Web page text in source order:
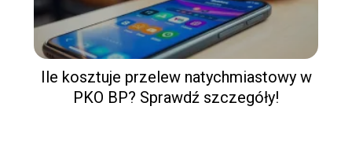
Ile kosztuje przelew natychmiastowy w
PKO BP? Sprawdź szczegóły!